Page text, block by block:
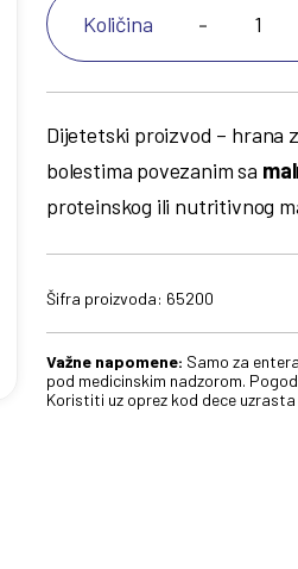
Količina -
Dijetetski proizvod – hrana
bolestima povezanim sa
proteinskog ili nutritivnog
Šifra proizvoda: 65200
Važne napomene: Samo za
pod medicinskim nadzorom.
Koristiti uz oprez kod dece